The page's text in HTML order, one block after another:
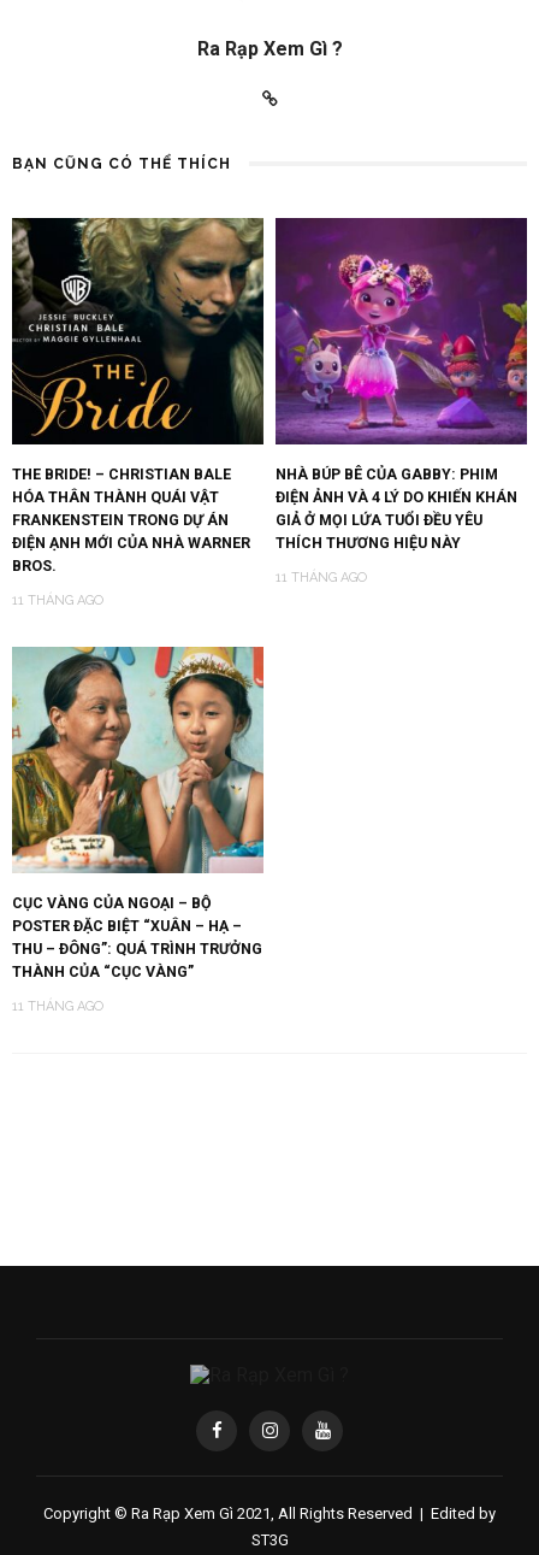
Ra Rạp Xem Gì ?
BẠN CŨNG CÓ THỂ THÍCH
THE BRIDE! – CHRISTIAN BALE
HÓA THÂN THÀNH QUÁI VẬT
FRANKENSTEIN TRONG DỰ ÁN
ĐIỆN ẠNH MỚI CỦA NHÀ WARNER
BROS.
11 THÁNG AGO
NHÀ BÚP BÊ CỦA GABBY: PHIM
ĐIỆN ẢNH VÀ 4 LÝ DO KHIẾN KHÁN
GIẢ Ở MỌI LỨA TUỔI ĐỀU YÊU
THÍCH THƯƠNG HIỆU NÀY
11 THÁNG AGO
CỤC VÀNG CỦA NGOẠI – BỘ
POSTER ĐẶC BIỆT “XUÂN – HẠ –
THU – ĐÔNG”: QUÁ TRÌNH TRƯỞNG
THÀNH CỦA “CỤC VÀNG”
11 THÁNG AGO
Copyright © Ra Rạp Xem Gì 2021, All Rights Reserved | Edited by
ST3G